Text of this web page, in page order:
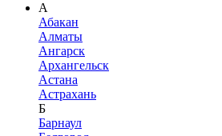
А
Абакан
Алматы
Ангарск
Архангельск
Астана
Астрахань
Б
Барнаул